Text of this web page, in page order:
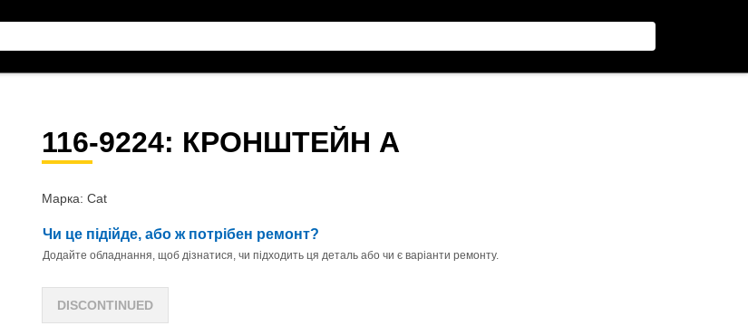
116-9224: КРОНШТЕЙН A
Марка: Cat
Чи це підійде, або ж потрібен ремонт?
Додайте обладнання, щоб дізнатися, чи підходить ця деталь або чи є варіанти ремонту.
DISCONTINUED